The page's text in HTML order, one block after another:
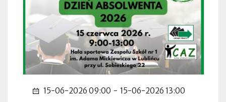
15-06-2026 09:00 - 15-06-2026 13:00